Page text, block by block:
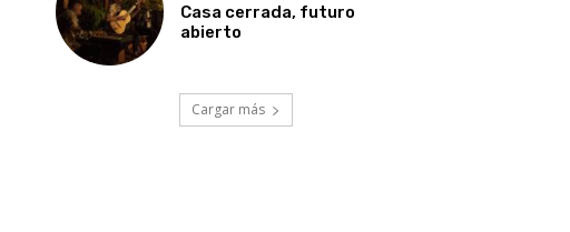
Casa cerrada, futuro
abierto
Cargar más